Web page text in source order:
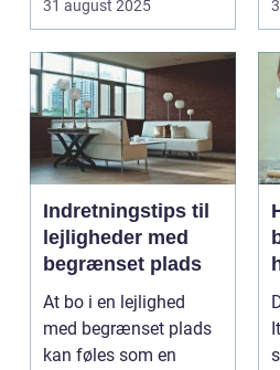
31 august 2025
Indretningstips til
lejligheder med
begrænset plads
At bo i en lejlighed
med begrænset plads
kan føles som en